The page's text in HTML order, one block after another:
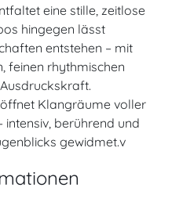
eine stille, zeitlose
hingegen lässt
entstehen – mit
feinen rhythmischen
Klangräume voller
berührend und
gewidmet.v